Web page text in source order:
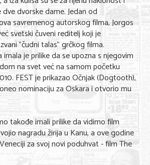
dvorske dame. Jedan od
savremenog autorskog filma, Jorgos
svetski čuveni reditelj koji je
"čudni talas" grčkog filma.
imala je prilike da se upozna s njegovim
na svet već na samom početku
FEST je prikazao Očnjak (Dogtooth),
nominaciju za Oskara i otvorio mu
takođe imali prilike da vidimo film
nagradu žirija u Kanu, a ove godine
za svoj novi poduhvat - film The